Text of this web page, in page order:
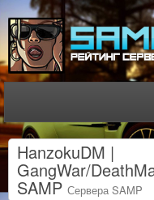
HanzokuDM |
GangWar/
SAMP Сервера SAMP